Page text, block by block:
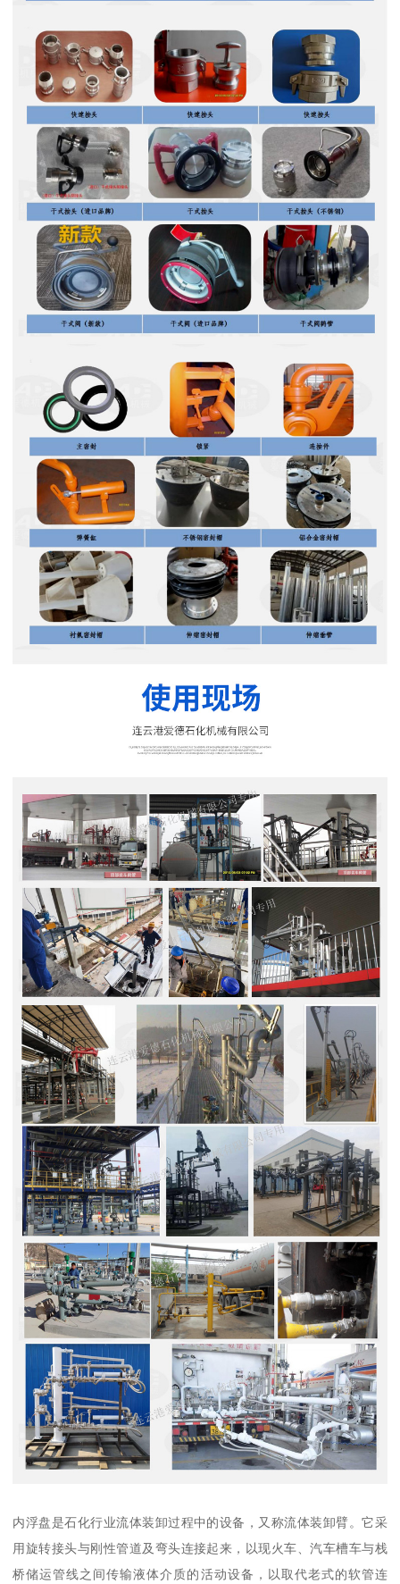
内浮盘是石化行业流体装卸过程中的设备，又称流体装卸臂。它采
用旋转接头与刚性管道及弯头连接起来，以现火车、汽车槽车与栈
桥储运管线之间传输液体介质的活动设备，以取代老式的软管连